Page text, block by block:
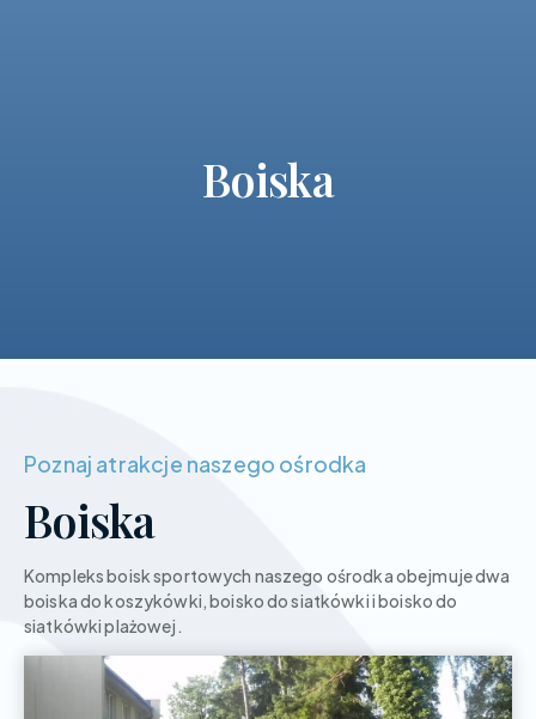
Boiska
Poznaj atrakcje naszego ośrodka
Boiska
Kompleks boisk sportowych naszego ośrodka obejmuje dwa
boiska do koszykówki, boisko do siatkówki i boisko do
siatkówki plażowej.